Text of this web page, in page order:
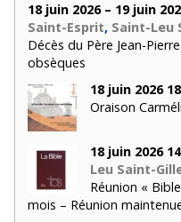
18 juin 2026 – 19 juin
Saint-Esprit, Saint-Leu
Décès du Père Jean-
obsèques
18 juin 2026
Oraison
18 juin 2026
Leu Saint-
Réunion «
mois – Réunion